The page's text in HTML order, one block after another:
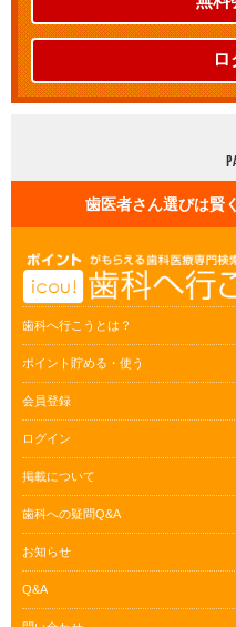
歯医者さん選びは賢
歯科へ行こうとは？
ポイント貯める・使う
会員登録
ログイン
掲載について
歯科への疑問Q&A
お知らせ
Q&A